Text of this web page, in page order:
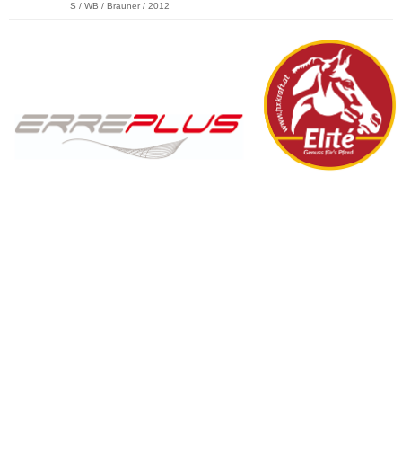
S / WB / Brauner / 2012